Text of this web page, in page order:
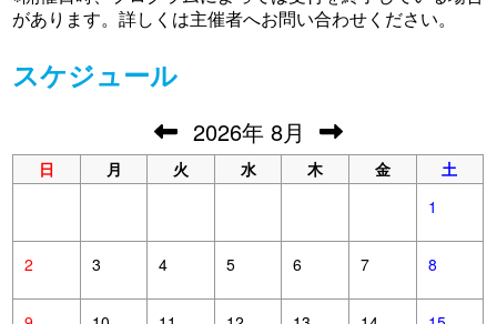
があります。詳しくは主催者へお問い合わせください。
スケジュール
2026年 8月
日 月 火 水 木 金
土
1
2 3 4 5 6 7 8